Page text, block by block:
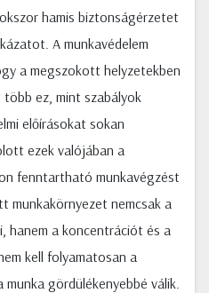
hamis biztonságérzetet
A munkavédelem
a megszokott helyzetekben
ez, mint szabályok
előírásokat sokan
ezek valójában a
fenntartható munkavégzést
munkakörnyezet nemcsak a
hanem a koncentrációt és a
kell folyamatosan a
gördülékenyebbé válik.